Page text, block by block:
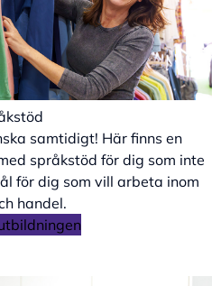
samtidigt! Här finns en
språkstöd för dig som inte
för dig som vill arbeta inom
handel.